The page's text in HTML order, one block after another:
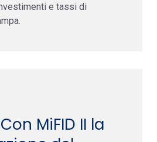
e tassi di
MiFID II la